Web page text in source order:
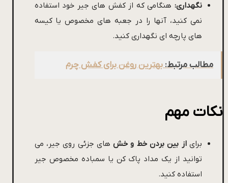
نگهداری: هنگامی که از کفش های جیر خود استفاده
نمی کنید، آنها را در جعبه های مخصوص یا کیسه
های پارچه ای نگهداری کنید.
مطالب مرتبط:بهترین روغن برای کفش چرم
نکات مهم
برایاز بین بردن خط و خشهای جزئی روی جیر، می
توانید از یک مداد پاک کن یا سمباده مخصوص جیر
استفاده کنید.